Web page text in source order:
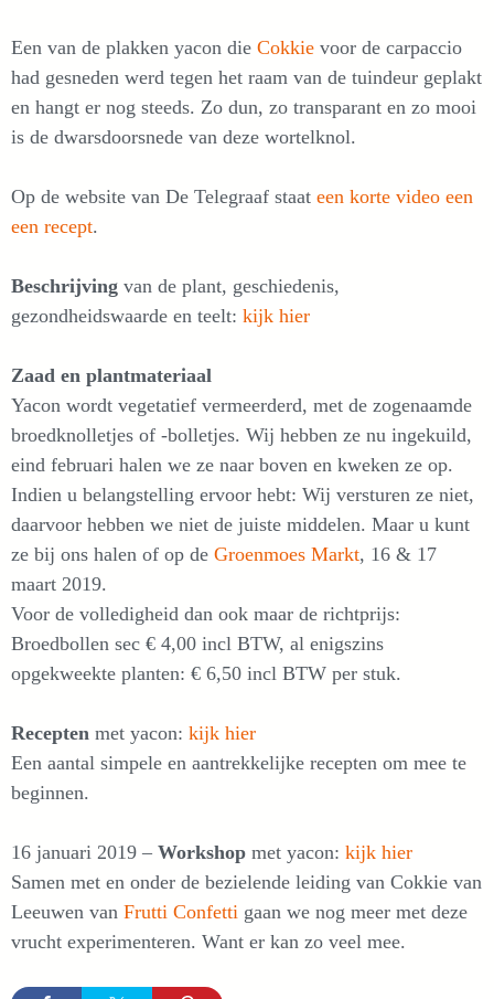
Een van de plakken yacon die Cokkie voor de carpaccio
had gesneden werd tegen het raam van de tuindeur geplakt
en hangt er nog steeds. Zo dun, zo transparant en zo mooi
is de dwarsdoorsnede van deze wortelknol.
Op de website van De Telegraaf staat een korte video een
een recept.
Beschrijving van de plant, geschiedenis,
gezondheidswaarde en teelt: kijk hier
Zaad en plantmateriaal
Yacon wordt vegetatief vermeerderd, met de zogenaamde
broedknolletjes of -bolletjes. Wij hebben ze nu ingekuild,
eind februari halen we ze naar boven en kweken ze op.
Indien u belangstelling ervoor hebt: Wij versturen ze niet,
daarvoor hebben we niet de juiste middelen. Maar u kunt
ze bij ons halen of op de Groenmoes Markt, 16 & 17
maart 2019.
Voor de volledigheid dan ook maar de richtprijs:
Broedbollen sec € 4,00 incl BTW, al enigszins
opgekweekte planten: € 6,50 incl BTW per stuk.
Recepten met yacon: kijk hier
Een aantal simpele en aantrekkelijke recepten om mee te
beginnen.
16 januari 2019 – Workshop met yacon: kijk hier
Samen met en onder de bezielende leiding van Cokkie van
Leeuwen van Frutti Confetti gaan we nog meer met deze
vrucht experimenteren. Want er kan zo veel mee.